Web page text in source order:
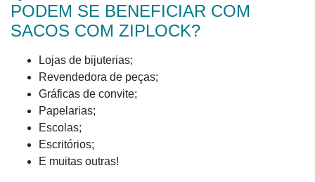
PODEM SE BENEFICIAR COM
SACOS COM ZIPLOCK?
Lojas de bijuterias;
Revendedora de peças;
Gráficas de convite;
Papelarias;
Escolas;
Escritórios;
E muitas outras!